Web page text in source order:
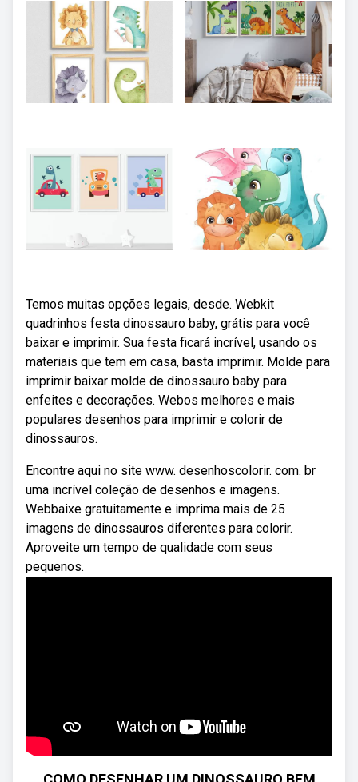
Temos muitas opções legais, desde. Webkit
quadrinhos festa dinossauro baby, grátis para você
baixar e imprimir. Sua festa ficará incrível, usando os
materiais que tem em casa, basta imprimir. Molde para
imprimir baixar molde de dinossauro baby para
enfeites e decorações. Webos melhores e mais
populares desenhos para imprimir e colorir de
dinossauros.
Encontre aqui no site www. desenhoscolorir. com. br
uma incrível coleção de desenhos e imagens.
Webbaixe gratuitamente e imprima mais de 25
imagens de dinossauros diferentes para colorir.
Aproveite um tempo de qualidade com seus
pequenos.